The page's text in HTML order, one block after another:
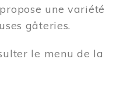
une variété
gâteries.
le menu de la